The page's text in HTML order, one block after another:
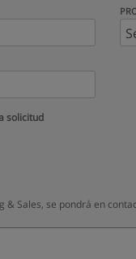
solicitud
& Sales, se pondrá en